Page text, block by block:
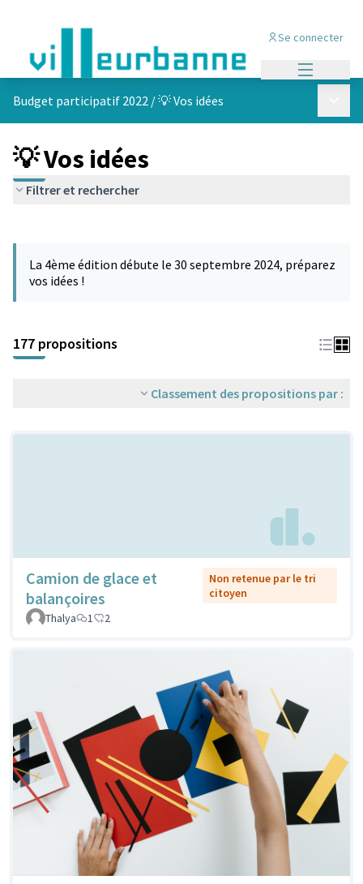
Se connecter
Budget participatif 2022 /💡 Vos idées
💡 Vos idées
Filtrer et rechercher
−
La 4ème édition débute le 30 septembre 2024, préparez
vos idées !
177 propositions
Classement des propositions par :
Camion de glace et
balançoires
Non retenue par le tri
citoyen
Thalya
1 2